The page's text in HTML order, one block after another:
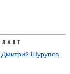
Дмитрий Шурупов